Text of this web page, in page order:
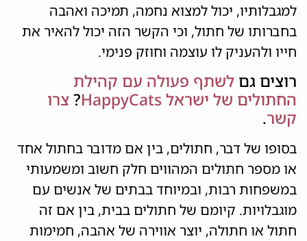
למגבלותיו, יכול למצוא נחמה, תמיכה ואהבה
בחברותו של חתול, וכי הקשר הזה יכול להאיר את
חייו ולהעניק לו עוצמה וחוזק פנימי.
רוצים גם לשתף פעולה עם קהילת
החתולים של ישראלHappyCats
? צרו
קשר.
בסופו של דבר, חתולים, בין אם מדובר בחתול אחד
או מספר חתולים המהווים חלק חשוב ומשמעותי
במשפחות רבות, ובמיוחד בבתים של אנשים עם
מוגבלויות. קיומם של חתולים בבית, בין אם זה
חתול או חתולה, יוצר אווירה של אהבה, חמימות